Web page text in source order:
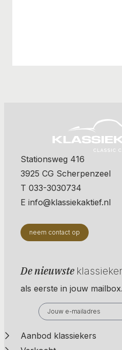
Stationsweg 416
3925 CG Scherpenzeel
T 033-3030734
E info@klassiekaktief.nl
neem contact op
De nieuwste
als eerste in jouw
Aanbod klassiekers